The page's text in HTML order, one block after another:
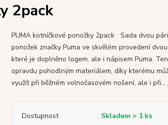
2pack
PUMA kotníčkové ponožky 2pack Sada dvou
ponožek značky Puma ve skvělém provedení
které je doplněno logem, ale i nápisem Puma.
opravdu pohodlným materiálem, díky kterému
využít při běžném volnočasovém nošení, ale i při...
Dostupnost
Skladem > 1 ks